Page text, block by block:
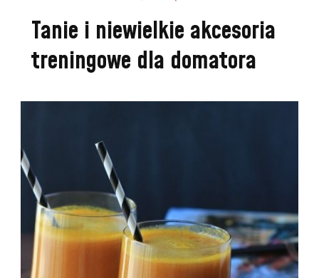
Tanie i niewielkie akcesoria
treningowe dla domatora